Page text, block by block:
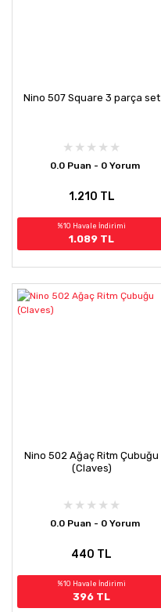
Nino 507 Square 3 parça set
0.0 Puan - 0 Yorum
1.210 TL
%10 Havale İndirimi
1.089 TL
Nino 502 Ağaç Ritm Çubuğu
(Claves)
0.0 Puan - 0 Yorum
440 TL
%10 Havale İndirimi
396 TL